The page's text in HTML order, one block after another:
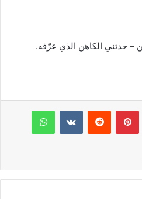
– حدثني الكاهن الذي عرّفه.
بينتيريست